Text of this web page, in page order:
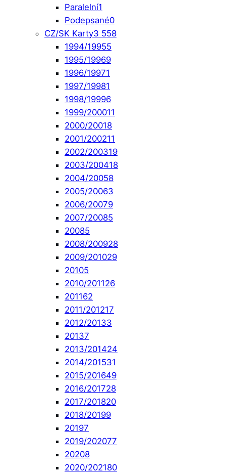
Paralelní1
Podepsané0
CZ/SK Karty3 558
1994/19955
1995/19969
1996/19971
1997/19981
1998/19996
1999/200011
2000/20018
2001/200211
2002/200319
2003/200418
2004/20058
2005/20063
2006/20079
2007/20085
20085
2008/200928
2009/201029
20105
2010/201126
201162
2011/201217
2012/20133
20137
2013/201424
2014/201531
2015/201649
2016/201728
2017/201820
2018/20199
20197
2019/202077
20208
2020/202180